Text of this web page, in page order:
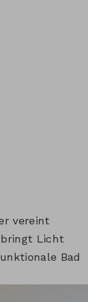
vereint
bringt Licht
Bad